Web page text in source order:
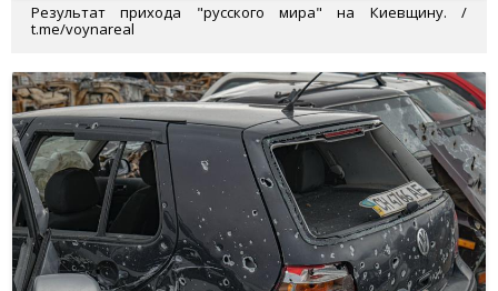
Результат прихода "русского мира" на Киевщину. /
t.me/voynareal